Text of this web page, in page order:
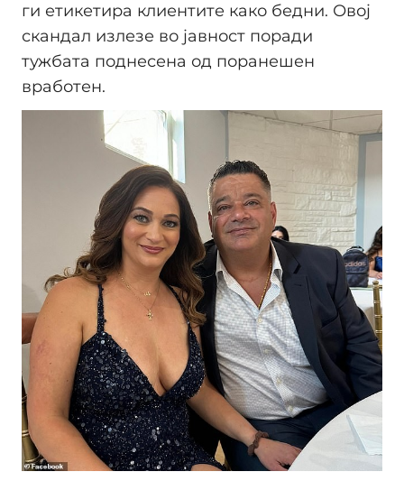
ги етикетира клиентите како бедни. Овој
скандал излезе во јавност поради
тужбата поднесена од поранешен
вработен.